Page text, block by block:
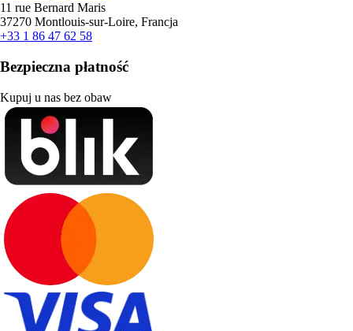
11 rue Bernard Maris
37270 Montlouis-sur-Loire, Francja
+33 1 86 47 62 58
Bezpieczna płatność
Kupuj u nas bez obaw